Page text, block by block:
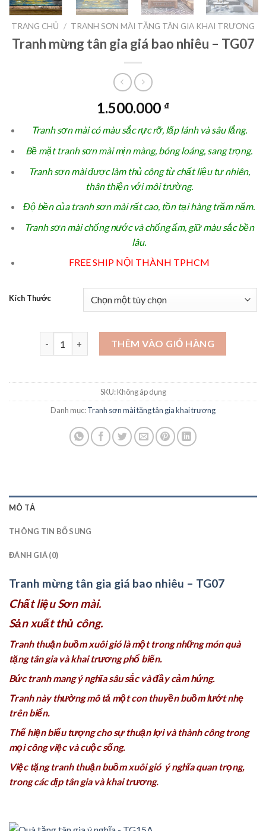
TRANG CHỦ / TRANH SƠN MÀI TẶNG TÂN GIA KHAI TRƯƠNG
Tranh mừng tân gia giá bao nhiêu – TG07
1.500.000 ₫
Tranh sơn mài có màu sắc rực rỡ, lấp lánh và sâu lắng.
Bề mặt tranh sơn mài mịn màng, bóng loáng, sang trọng.
Tranh sơn mài được làm thủ công từ chất liệu tự nhiên,
thân thiện với môi trường.
Độ bền của tranh sơn mài rất cao, tồn tại hàng trăm năm.
Tranh sơn mài chống nước và chống ẩm, giữ màu sắc bền
lâu.
FREE SHIP NỘI THÀNH TPHCM
Kích Thước
Tranh mừng tân gia giá bao nhiêu - TG07 số lượng
THÊM VÀO GIỎ HÀNG
SKU:Không áp dụng
Danh mục:Tranh sơn mài tặng tân gia khai trương
MÔ TẢ
THÔNG TIN BỔ SUNG
ĐÁNH GIÁ (0)
Tranh mừng tân gia giá bao nhiêu – TG07
Chất liệu Sơn mài.
Sản xuất thủ công.
Tranh thuận buồm xuôi gió là một trong những món quà
tặng tân gia và khai trương phổ biến.
Bức tranh mang ý nghĩa sâu sắc và đầy cảm hứng.
Tranh này thường mô tả một con thuyền buồm lướt nhẹ
trên biển.
Thể hiện biểu tượng cho sự thuận lợi và thành công trong
mọi công việc và cuộc sống.
Việc tặng tranh thuận buồm xuôi gió ý nghĩa quan trọng,
trong các dịp tân gia và khai trương.